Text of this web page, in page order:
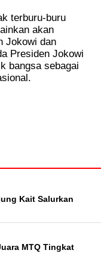
terburu-buru
akan
Jokowi dan
Presiden Jokowi
bangsa sebagai
Kait Salurkan
MTQ Tingkat